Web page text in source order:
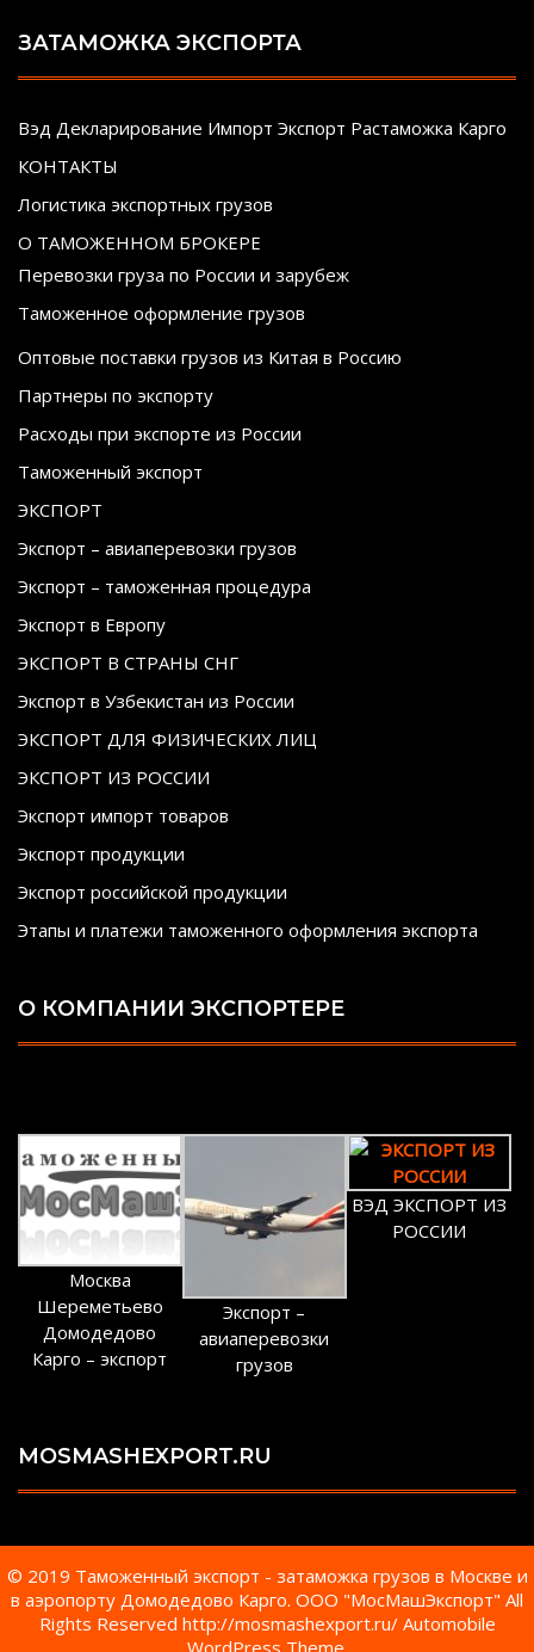
ЗАТАМОЖКА ЭКСПОРТА
Вэд Декларирование Импорт Экспорт Растаможка Карго
КОНТАКТЫ
Логистика экспортных грузов
О ТАМОЖЕННОМ БРОКЕРЕ
Перевозки груза по России и зарубеж
Таможенное оформление грузов
Оптовые поставки грузов из Китая в Россию
Партнеры по экспорту
Расходы при экспорте из России
Таможенный экспорт
ЭКСПОРТ
Экспорт – авиаперевозки грузов
Экспорт – таможенная процедура
Экспорт в Европу
ЭКСПОРТ В СТРАНЫ СНГ
Экспорт в Узбекистан из России
ЭКСПОРТ ДЛЯ ФИЗИЧЕСКИХ ЛИЦ
ЭКСПОРТ ИЗ РОССИИ
Экспорт импорт товаров
Экспорт продукции
Экспорт российской продукции
Этапы и платежи таможенного оформления экспорта
О КОМПАНИИ ЭКСПОРТЕРЕ
Москва
Шереметьево
Домодедово
Карго – экспорт
Экспорт –
авиаперевозки
грузов
ВЭД ЭКСПОРТ ИЗ
РОССИИ
MOSMASHEXPORT.RU
© 2019 Таможенный экспорт - затаможка грузов в Москве и
в аэропорту Домодедово Карго. ООО "МосМашЭкспорт" All
Rights Reserved http://mosmashexport.ru/ Automobile